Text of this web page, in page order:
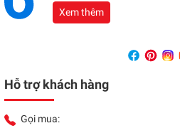
Xem thêm
Hỗ trợ khách hàng
Gọi mua: